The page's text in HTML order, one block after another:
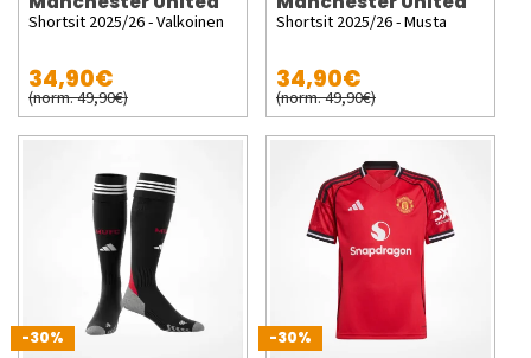
Shortsit 2025/26 - Valkoinen
34,90€
(norm. 49,90€)
Shortsit 2025/26 - Musta
34,90€
(norm. 49,90€)
-30% -30%